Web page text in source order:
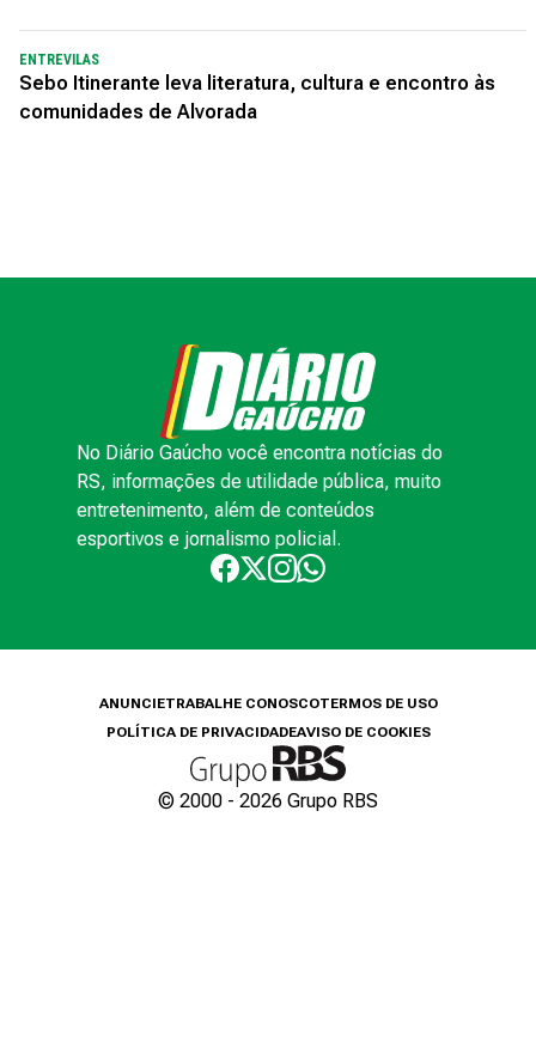
ENTREVILAS
Sebo Itinerante leva literatura, cultura e encontro às
comunidades de Alvorada
No Diário Gaúcho você encontra notícias do
RS, informações de utilidade pública, muito
entretenimento, além de conteúdos
esportivos e jornalismo policial.
ANUNCIETRABALHE CONOSCOTERMOS DE USO
POLÍTICA DE PRIVACIDADEAVISO DE COOKIES
© 2000 - 2026 Grupo RBS